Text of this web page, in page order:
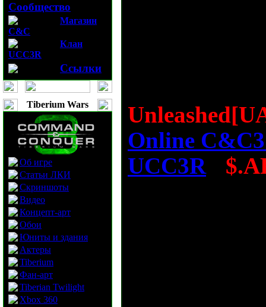
Сообщество
Магазин
C&C
Клан
UCC3R
Ссылки
Tiberium Wars
Об игре
Статьи ЛКИ
Скриншоты
Видео
Концепт-арт
Обои
Юниты и здания
Актеры
Tiberium
Фан-арт
Tiberian Twilight
Xbox 360
Online
UCC3R-